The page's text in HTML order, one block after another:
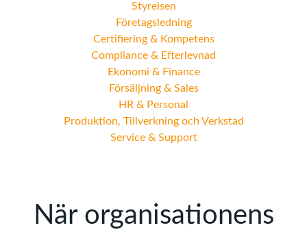
Styrelsen
Företagsledning
Certifiering & Kompetens
Compliance & Efterlevnad
Ekonomi & Finance
Försäljning & Sales
HR & Personal
Produktion, Tillverkning och Verkstad
Service & Support
När organisationens